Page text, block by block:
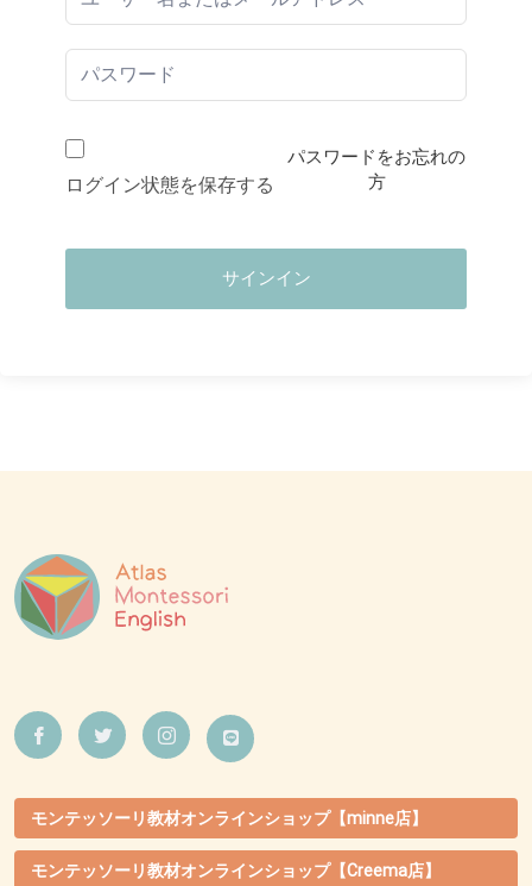
ログイン状態を保存する
パスワードをお忘れの
方
サインイン
モンテッソーリ教材オンラインショップ【minne店】
モンテッソーリ教材オンラインショップ【Creema店】